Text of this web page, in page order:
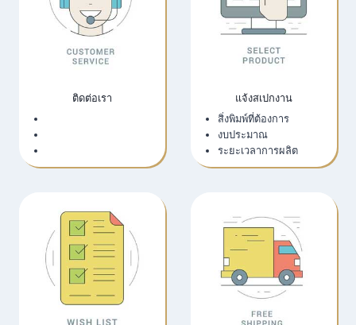
ติดต่อเรา
แจ้งสเปกงาน
สิ่งพิมพ์ที่ต้องการ
งบประมาณ
ระยะเวลาการผลิต